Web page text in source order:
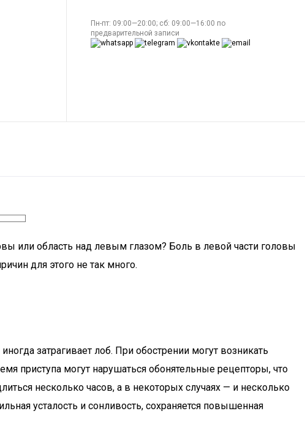
Пн-пт: 09:00—20:00; сб: 09:00—16:00 по
предварительной записи
или область над левым глазом? Боль в левой части головы
для этого не так много.
затрагивает лоб. При обострении могут возникать
приступа могут нарушаться обонятельные рецепторы, что
несколько часов, а в некоторых случаях — и несколько
усталость и сонливость, сохраняется повышенная